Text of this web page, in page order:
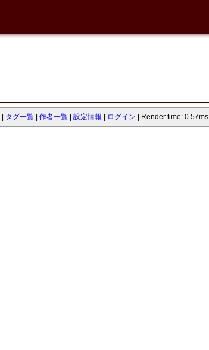
タグ一覧 作者一覧 設定情報 ログイン Render time: 0.57ms